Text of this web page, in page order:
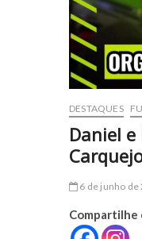
DESTAQUES
Daniel
6 de junho de
Compartilhe